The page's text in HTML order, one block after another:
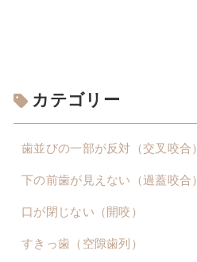
カテゴリー
歯並びの一部が反対（交叉咬合）
下の前歯が見えない（過蓋咬合）
口が閉じない（開咬）
すきっ歯（空隙歯列）